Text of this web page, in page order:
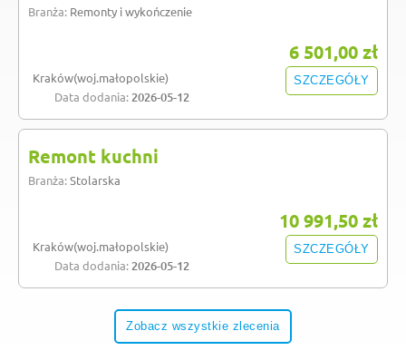
Branża: Remonty i wykończenie
Kraków(woj.małopolskie)
Data dodania: 2026-05-12
6 501,00 zł
SZCZEGÓŁY
Remont kuchni
Branża:Stolarska
Kraków(woj.małopolskie)
Data dodania: 2026-05-12
10 991,50 zł
SZCZEGÓŁY
Zobacz wszystkie zlecenia